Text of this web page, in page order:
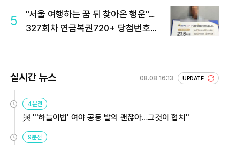
5
"서울 여행하는 꿈 뒤 찾아온 행운"…
327회차 연금복권720+ 당첨번호조
실시간 뉴스 08.08 16:13 UPDATE
4분전
與 "'하늘이법' 여야 공동 발의 괜찮아…그것이 협치"
9분전